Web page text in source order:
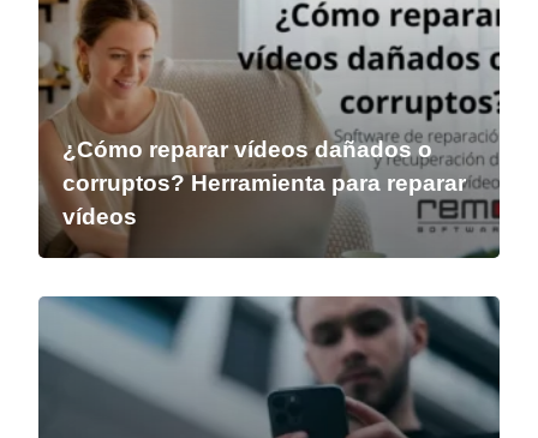
¿Cómo reparar vídeos dañados o
corruptos? Herramienta para reparar
vídeos